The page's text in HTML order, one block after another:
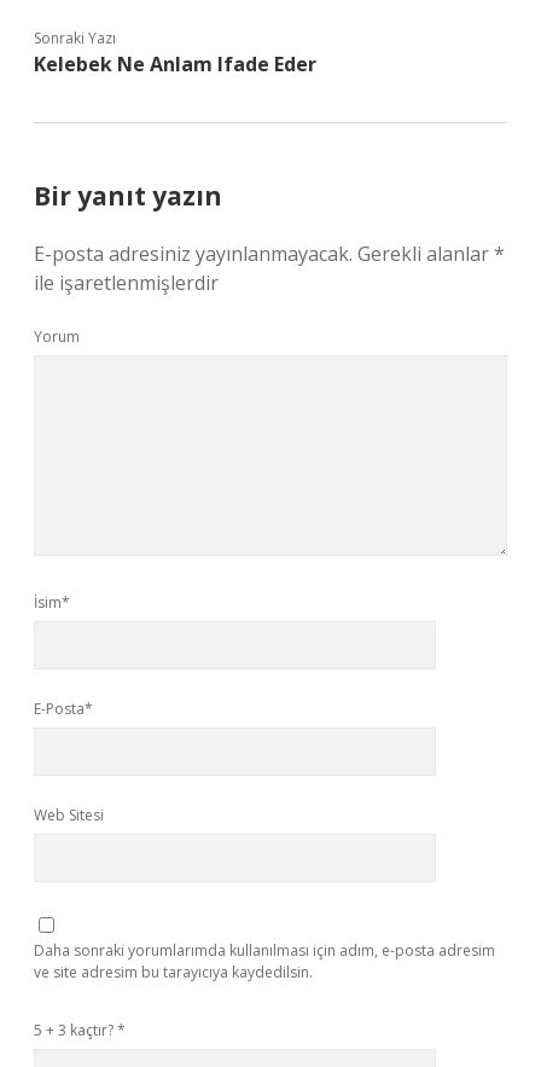
Sonraki Yazı
Kelebek Ne Anlam Ifade Eder
Bir yanıt yazın
E-posta adresiniz yayınlanmayacak. Gerekli alanlar*
ile işaretlenmişlerdir
Yorum
İsim*
E-Posta*
Web Sitesi
Daha sonraki yorumlarımda kullanılması için adım, e-posta adresim
ve site adresim bu tarayıcıya kaydedilsin.
5 + 3 kaçtır?*